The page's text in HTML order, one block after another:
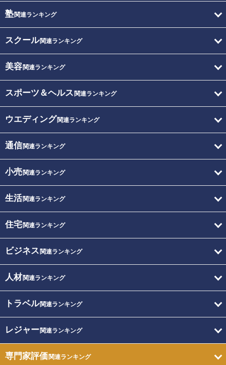
塾関連ランキング
スクール関連ランキング
美容関連ランキング
スポーツ＆ヘルス 関連ランキング
ウエディング関連ランキング
通信関連ランキング
小売関連ランキング
生活関連ランキング
住宅関連ランキング
ビジネス 関連ランキング
人材関連ランキング
トラベル関連ランキング
レジャー関連ランキング
専門家評価関連ランキング